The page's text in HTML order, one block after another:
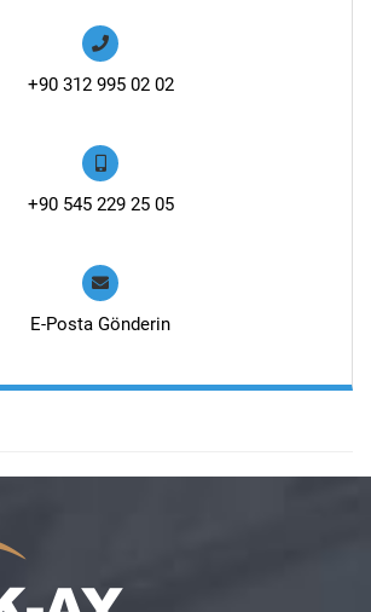
+90 312 995 02 02
+90 545 229 25 05
E-Posta Gönderin